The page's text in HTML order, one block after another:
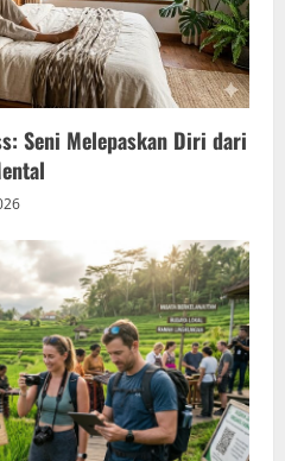
Seni Melepaskan Diri dari